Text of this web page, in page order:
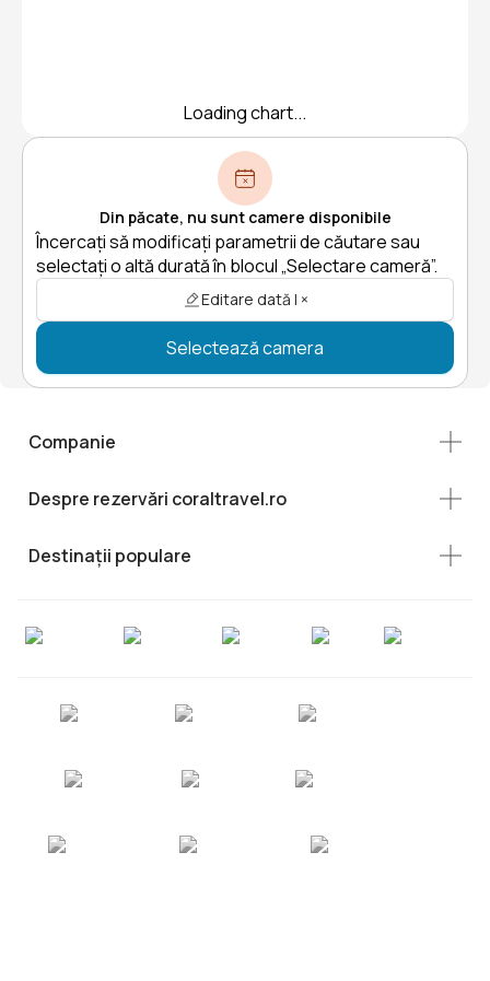
Loading chart...
Din păcate, nu sunt camere disponibile
Încercați să modificați parametrii de căutare sau
selectați o altă durată în blocul „Selectare cameră”.
Editare dată | ×
Selectează camera
Companie
Despre rezervări coraltravel.ro
Destinații populare